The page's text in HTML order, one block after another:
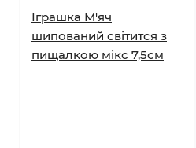
Іграшка М'яч
шипований світится з
пищалкою мікс 7,5см